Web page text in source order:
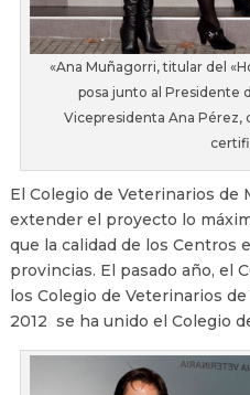
«Ana Muñagorri, titular del
posa junto al Presidente
Vicepresidenta Ana Pérez,
El Colegio de Veterinarios
extender el proyecto lo
que la calidad de los Centros
provincias. El pasado año, el
los Colegio de Veterinarios
2012 se ha unido el Colegio